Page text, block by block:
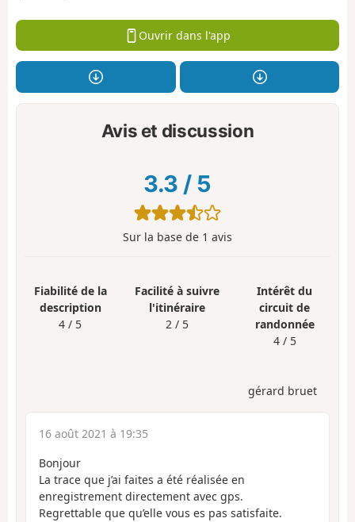
Ouvrir dans l'app
Avis et discussion
3.3 / 5
Sur la base de 1 avis
Fiabilité de la
description
4 / 5
Facilité à suivre
l'itinéraire
2 / 5
Intérêt du
circuit de
randonnée
4 / 5
gérard bruet
16 août 2021 à 19:35
Bonjour
La trace que j’ai faites a été réalisée en
enregistrement directement avec gps.
Regrettable que qu’elle vous es pas satisfaite.